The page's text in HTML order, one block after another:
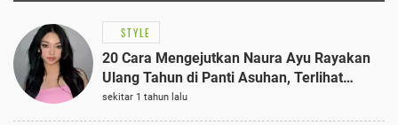
STYLE
20 Cara Mengejutkan Naura Ayu Rayakan
Ulang Tahun di Panti Asuhan, Terlihat
Anggun dengan Kaftan Cokelat
sekitar 1 tahun lalu